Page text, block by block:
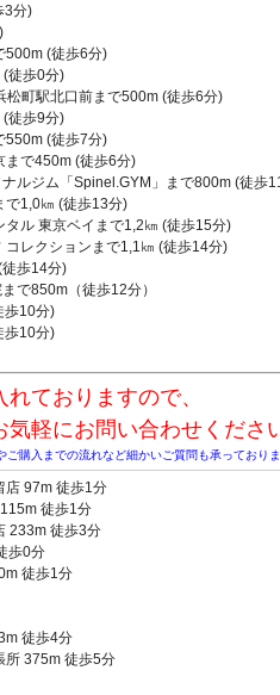
分)
(徒歩6分)
(徒歩0分)
町駅北口前まで500m (徒歩6分)
徒歩9分)
(徒歩7分)
まで450m (徒歩6分)
ム「Spinel.GYM」まで800m (徒歩
で1,0㎞ (徒歩13分)
ル 東京ベイまで1,2㎞ (徒歩15分)
クションまで1,1㎞ (徒歩14分)
歩14分)
で850m（徒歩12分）
歩10分)
歩10分)
ておりますので、
軽にお問い合わせくださ
購入までの流れなど細かいご質問も承っておりま
店 97m 徒歩1分
徒歩1分
233m 徒歩3分
歩0分
徒歩1分
徒歩4分
所 375m 徒歩5分